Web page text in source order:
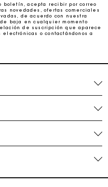
mejor manera de hacer el
dentro de 2-3 días
gratuitos
mejor manera de hacer el
boletín, acepta recibir por correo
novedades, ofertas comerciales
de acuerdo con nuestra
de baja en cualquier momento
de suscripción que aparece
o contactándonos a